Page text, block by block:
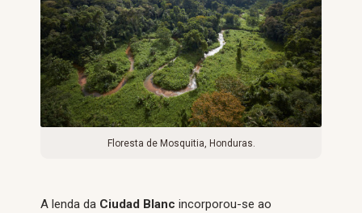
Floresta de Mosquitia, Honduras.
A lenda da Ciudad Blanc incorporou-se ao